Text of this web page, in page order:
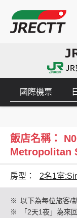
國際機票
飯店名稱：
Metropolitan
房型： 2名1室
※ 以下為每位旅客/
※
「2天1夜」為來